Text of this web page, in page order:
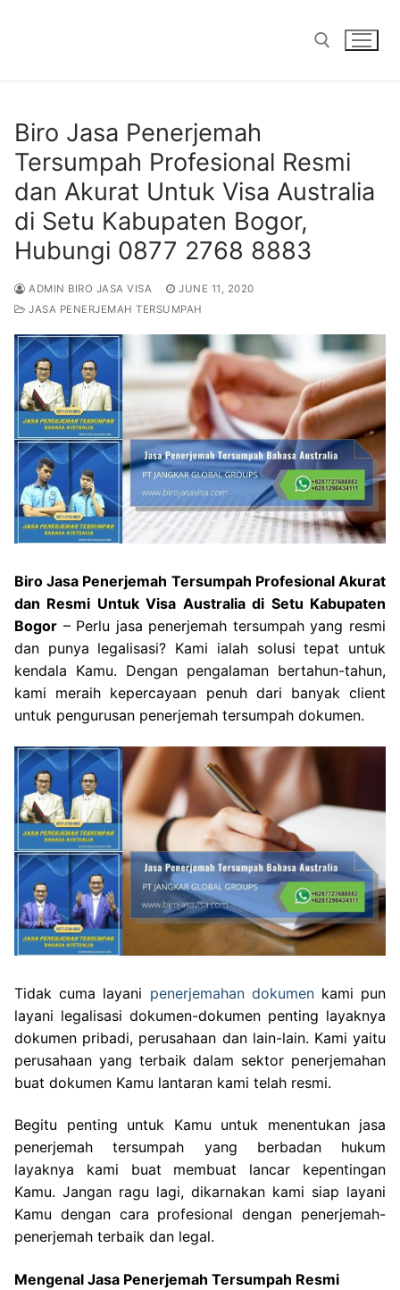
Biro Jasa Penerjemah
Tersumpah Profesional Resmi
dan Akurat Untuk Visa Australia
di Setu Kabupaten Bogor,
Hubungi 0877 2768 8883
ADMIN BIRO JASA VISA
JUNE 11, 2020
JASA PENERJEMAH TERSUMPAH
Biro Jasa Penerjemah Tersumpah Profesional Akurat
dan Resmi Untuk Visa Australia di Setu Kabupaten
Bogor – Perlu jasa penerjemah tersumpah yang resmi
dan punya legalisasi? Kami ialah solusi tepat untuk
kendala Kamu. Dengan pengalaman bertahun-tahun,
kami meraih kepercayaan penuh dari banyak client
untuk pengurusan penerjemah tersumpah dokumen.
Tidak cuma layani penerjemahan dokumenkami pun
layani legalisasi dokumen-dokumen penting layaknya
dokumen pribadi, perusahaan dan lain-lain. Kami yaitu
perusahaan yang terbaik dalam sektor penerjemahan
buat dokumen Kamu lantaran kami telah resmi.
Begitu penting untuk Kamu untuk menentukan jasa
penerjemah tersumpah yang berbadan hukum
layaknya kami buat membuat lancar kepentingan
Kamu. Jangan ragu lagi, dikarnakan kami siap layani
Kamu dengan cara profesional dengan penerjemah-
penerjemah terbaik dan legal.
Mengenal Jasa Penerjemah Tersumpah Resmi